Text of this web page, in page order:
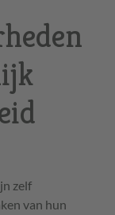
zelf
van hun